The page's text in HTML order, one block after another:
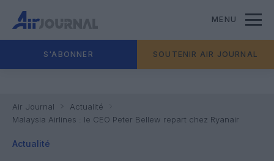
MENU
S'ABONNER SOUTENIR AIR JOURNAL
Air Journal
Actualité
Malaysia Airlines : le CEO Peter Bellew repart chez Ryanair
Actualité